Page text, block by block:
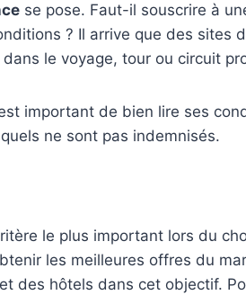
se pose. Faut-il souscrire à
? Il arrive que des sites
le voyage, tour ou circuit
important de bien lire ses
ne sont pas indemnisés.
le plus important lors du
les meilleures offres du
des hôtels dans cet objectif.